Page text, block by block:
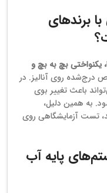
برندهای
یکنواختی بچ به بچ و
درج‌شده روی آنالیز. در
باعث تغییر بوی
به همین دلیل،
تست آزمایشگاهی روی
پایه آب